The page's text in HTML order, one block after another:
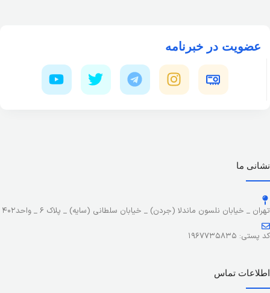
عضویت در خبرنامه
نشانی ما
تهران _ خیابان نلسون ماندلا (جردن) _ خیابان سلطانی (سایه) _ پلاک ۶ _ واحد۴۰۲
کد پستی: ۱۹۶۷۷۳۵۸۳۵
اطلاعات تماس